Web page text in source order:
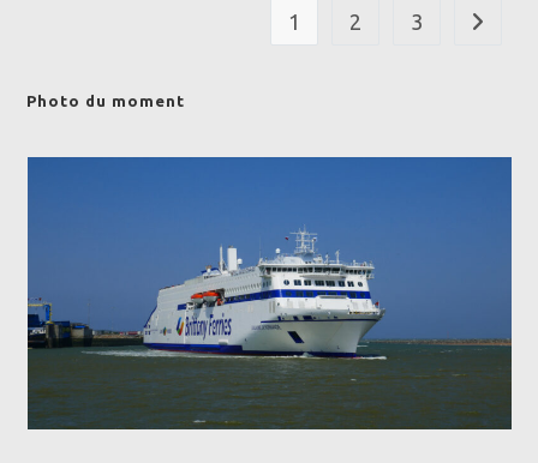
1 2 3 Aller à
Photo du moment